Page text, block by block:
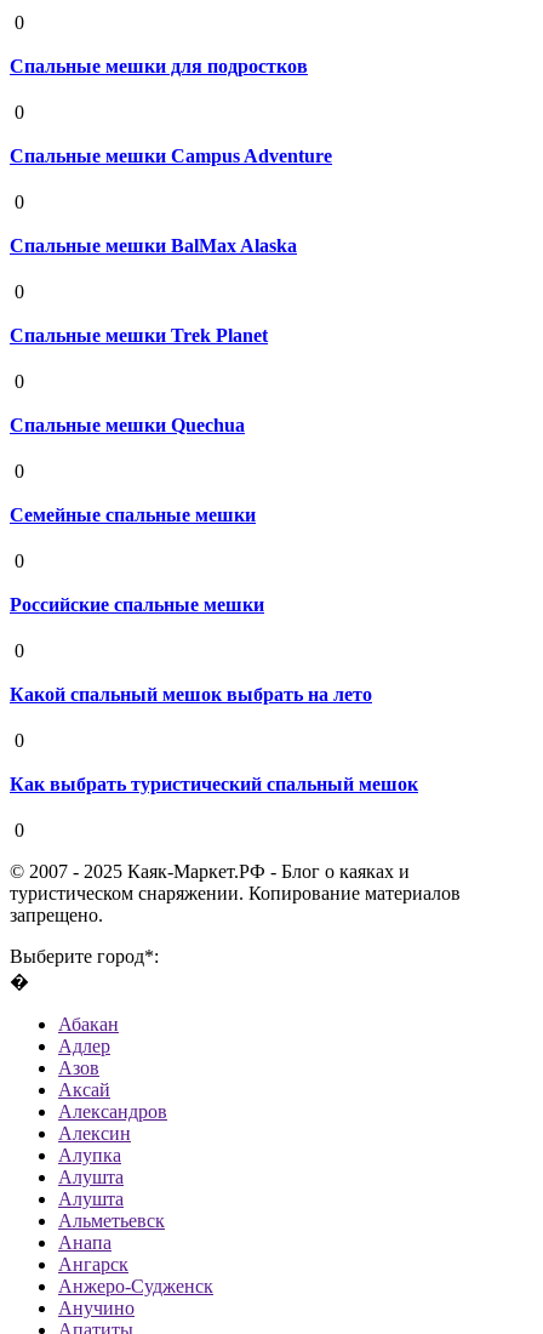
0
Спальные мешки для подростков
0
Спальные мешки Campus Adventure
0
Спальные мешки BalMax Alaska
0
Спальные мешки Trek Planet
0
Спальные мешки Quechua
0
Семейные спальные мешки
0
Российские спальные мешки
0
Какой спальный мешок выбрать на лето
0
Как выбрать туристический спальный мешок
0
© 2007 - 2025 Каяк-Маркет.РФ - Блог о каяках и
туристическом снаряжении. Копирование материалов
запрещено.
Выберите город*:
�
Абакан
Адлер
Азов
Аксай
Александров
Алексин
Алупка
Алушта
Алушта
Альметьевск
Анапа
Ангарск
Анжеро-Судженск
Анучино